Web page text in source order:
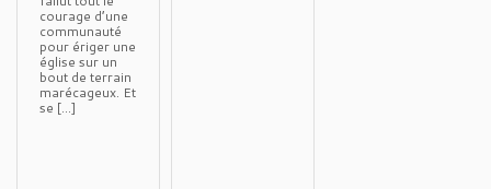
courage d’une
communauté
pour ériger une
église sur un
bout de terrain
marécageux. Et
se […]